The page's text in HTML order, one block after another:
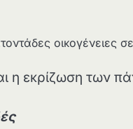
οικογένειες
η εκρίζωση των